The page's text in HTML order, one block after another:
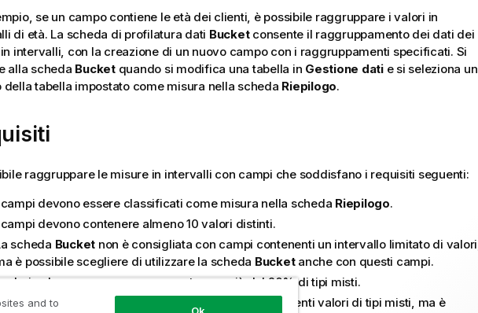
se un campocontiene le età dei clienti, è possibile raggruppare i valori in
di età. La scheda di profilatura dati Bucketconsente il raggruppamento dei dati dei
intervalli, con la creazione di un nuovo campo con i raggruppamenti specificati. Si
alla scheda Bucketquando si modifica una tabella in Gestione datie si seleziona un
della tabella impostato come misura nella scheda Riepilogo.
raggruppare le misure in intervalli con campi che soddisfano i requisiti seguenti:
devono essere classificati come misura nella scheda Riepilogo.
devono contenere almeno 10 valori distinti.
scheda Bucket non è consigliata con campi contenenti un intervallo limitato di valori,
è possibile scegliere di utilizzare la scheda Bucketanche con questi campi.
nel campo non possono contenere più del 20% di tipi misti.
schedaBucket
non è consigliata con campi contenenti valori di tipi misti, ma è
and to